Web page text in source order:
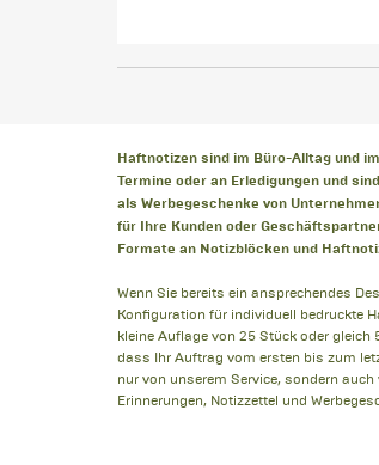
Haftnotizen sind im Büro-Alltag und
Termine oder an Erledigungen und
als Werbegeschenke von
für Ihre Kunden oder
Formate an Notizblöcken und
Wenn Sie bereits ein ansprechendes
Konfiguration für individuell bedruckte
kleine Auflage von 25 Stück oder
dass Ihr Auftrag vom ersten bis zum
nur von unserem Service, sondern
Erinnerungen, Notizzettel und